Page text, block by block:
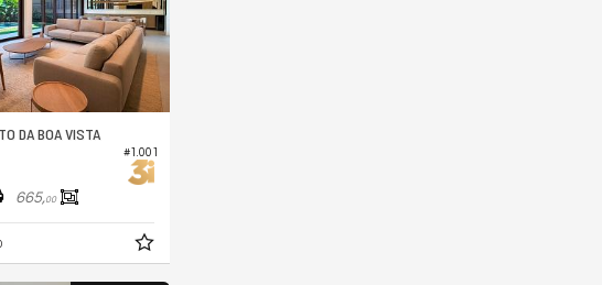
#1.001
DA BOA VISTA
665,00